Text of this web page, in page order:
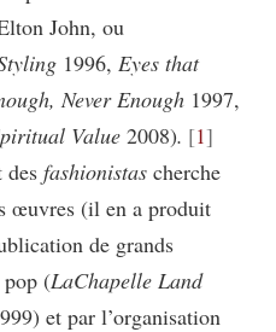
John, ou
1996, Eyes that
Never Enough 1997,
Value 2008). 1
des fashionistas cherche
œuvres (il en a produit
de grands
(LaChapelle Land
et par l’organisation